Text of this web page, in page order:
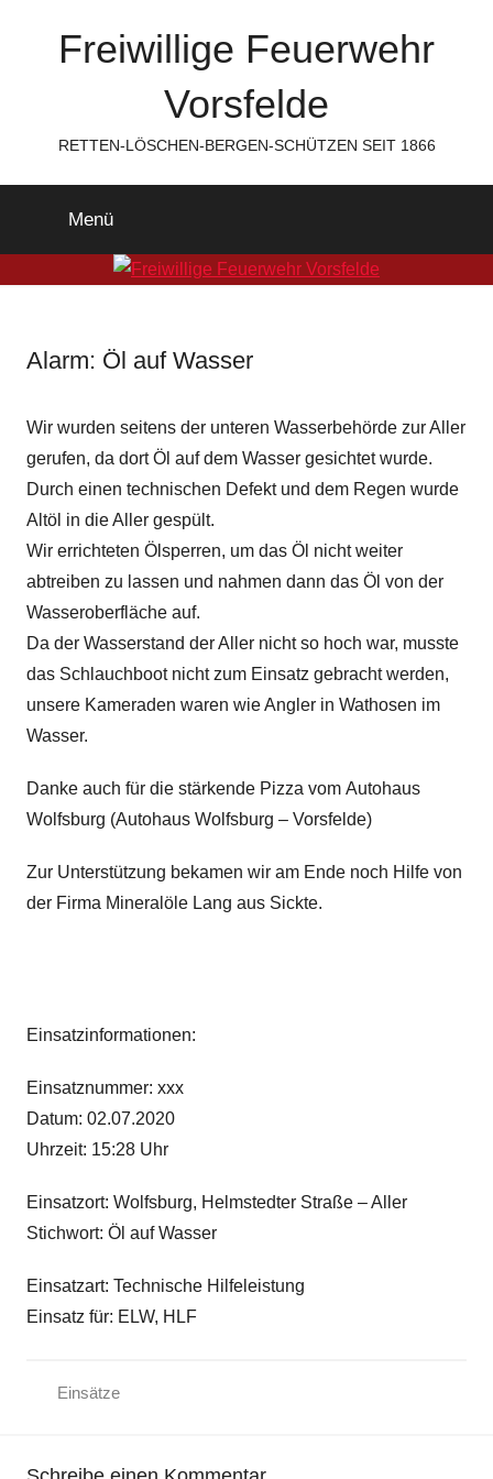
Freiwillige Feuerwehr
Vorsfelde
RETTEN-LÖSCHEN-BERGEN-SCHÜTZEN SEIT 1866
Menü
Alarm: Öl auf Wasser
Wir wurden seitens der unteren Wasserbehörde zur Aller
gerufen, da dort Öl auf dem Wasser gesichtet wurde.
Durch einen technischen Defekt und dem Regen wurde
Altöl in die Aller gespült.
Wir errichteten Ölsperren, um das Öl nicht weiter
abtreiben zu lassen und nahmen dann das Öl von der
Wasseroberfläche auf.
Da der Wasserstand der Aller nicht so hoch war, musste
das Schlauchboot nicht zum Einsatz gebracht werden,
unsere Kameraden waren wie Angler in Wathosen im
Wasser.
Danke auch für die stärkende Pizza vom Autohaus
Wolfsburg (Autohaus Wolfsburg – Vorsfelde)
Zur Unterstützung bekamen wir am Ende noch Hilfe von
der Firma Mineralöle Lang aus Sickte.
Einsatzinformationen:
Einsatznummer: xxx
Datum: 02.07.2020
Uhrzeit: 15:28 Uhr
Einsatzort: Wolfsburg, Helmstedter Straße – Aller
Stichwort: Öl auf Wasser
Einsatzart: Technische Hilfeleistung
Einsatz für: ELW, HLF
Einsätze